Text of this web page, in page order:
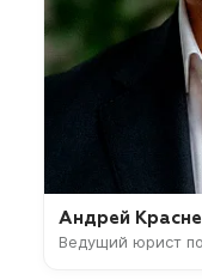
Андрей
Ведущий юрист